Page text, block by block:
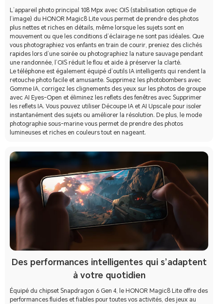
L’appareil photo principal 108 Mpx avec OIS (stabilisation optique de
l’image) du HONOR Magic8 Lite vous permet de prendre des photos
plus nettes et riches en détails, même lorsque les sujets sont en
mouvement ou que les conditions d’éclairage ne sont pas idéales. Que
vous photographiez vos enfants en train de courir, preniez des clichés
rapides lors d’une soirée ou photographiez la nature sauvage pendant
une randonnée, l’OIS réduit le flou et aide à préserver la clarté.
Le téléphone est également équipé d’outils IA intelligents qui rendent la
retouche photo facile et amusante. Supprimez les photobombers avec
Gomme IA, corrigez les clignements des yeux sur les photos de groupe
avec AI Eyes-Open et éliminez les reflets des fenêtres avec Supprimer
les reflets IA. Vous pouvez utiliser Découpe IA et AI Upscale pour isoler
instantanément des sujets ou améliorer la résolution. De plus, le mode
photographie sous-marine vous permet de prendre des photos
lumineuses et riches en couleurs tout en nageant.
Des performances intelligentes qui s’adaptent
à votre quotidien
Équipé du chipset Snapdragon 6 Gen 4, le HONOR Magic8 Lite offre des
performances fluides et fiables pour toutes vos activités, des jeux au